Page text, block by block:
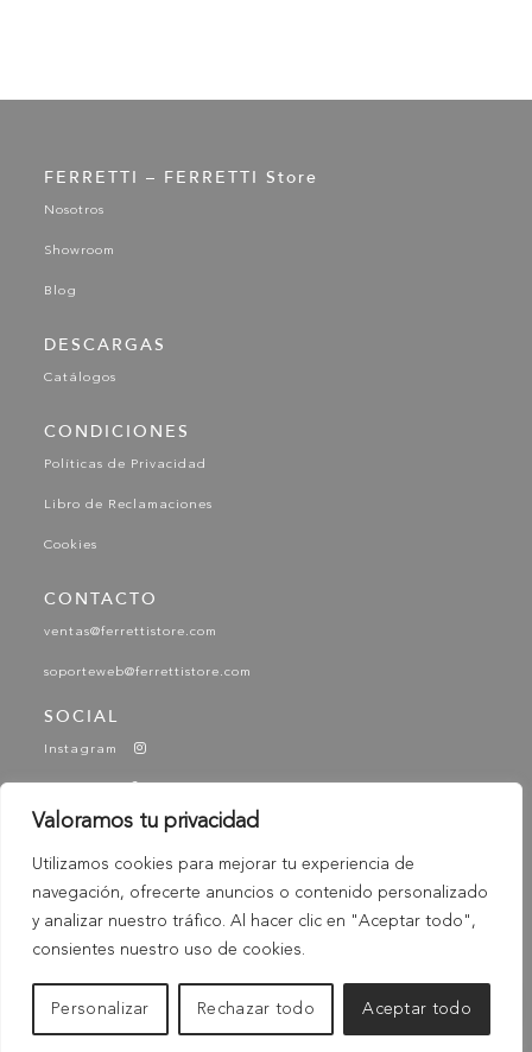
Valoramos tu privacidad
Utilizamos cookies para mejorar tu experiencia de
navegación, ofrecerte anuncios o contenido personalizado
y analizar nuestro tráfico. Al hacer clic en "Aceptar todo",
consientes nuestro uso de cookies.
Personalizar Rechazar todo Aceptar todo
FERRETTI – FERRETTI Store
Nosotros
Showroom
Blog
DESCARGAS
Catálogos
CONDICIONES
Políticas de Privacidad
Libro de Reclamaciones
Cookies
CONTACTO
ventas@ferrettistore.com
soporteweb@ferrettistore.com
SOCIAL
Instagram
YouTube
Tik Tok
-
© 2025 Ferretti - Ferretti Store. Todos los derechos
Reservados